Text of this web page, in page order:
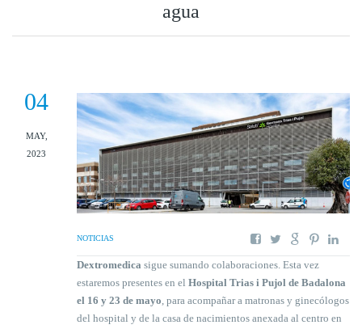
agua
04
MAY,
2023
NOTICIAS
Dextromedica sigue sumando colaboraciones. Esta vez
estaremos presentes en el Hospital Trias i Pujol de Badalona
el 16 y 23 de mayo, para acompañar a matronas y ginecólogos
del hospital y de la casa de nacimientos anexada al centro en